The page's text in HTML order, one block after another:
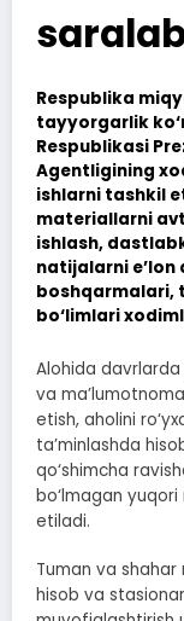
Respublika
tayyorgarlik
Respublikasi
Agentligining
ishlarni tashkil
materiallarni
ishlash,
natijalarni
boshqarmalari,
bo‘limlari
Alohida
va
etish, aholini
ta’minlashda
qo‘shimcha
bo‘lmagan
etiladi.
Tuman va shahar
hisob va